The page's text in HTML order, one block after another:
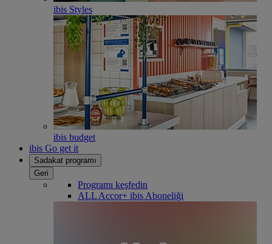
ibis Styles
ibis budget
ibis Go get it
Sadakat programı
Geri
Programı keşfedin
ALL Accor+ ibis Aboneliği